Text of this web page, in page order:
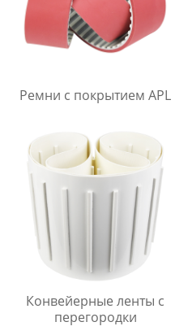
Ремни с покрытием APL
Конвейерные ленты с
перегородки